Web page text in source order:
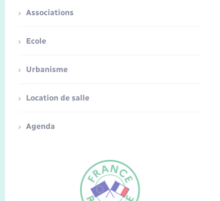
Associations
Ecole
Urbanisme
Location de salle
Agenda